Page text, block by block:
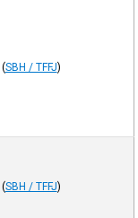
(SBH / TFFJ)
(SBH / TFFJ)